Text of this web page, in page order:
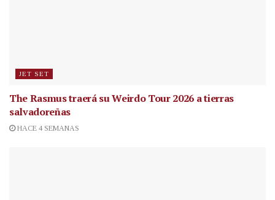
JET SET
The Rasmus traerá su Weirdo Tour 2026 a tierras
salvadoreñas
HACE 4 SEMANAS